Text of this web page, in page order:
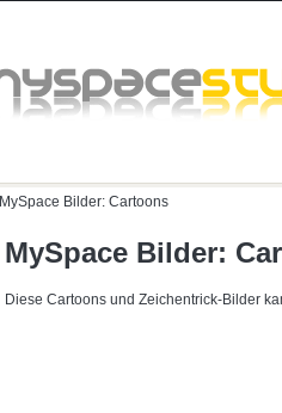
MySpace Bilder: Cartoons
MySpace Bilder:
Diese Cartoons und Zeichentrick-Bilder